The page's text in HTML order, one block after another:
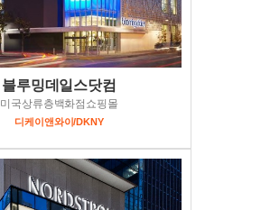
블루밍데일스닷컴
미국상류층백화점쇼핑몰
디케이앤와이/DKNY